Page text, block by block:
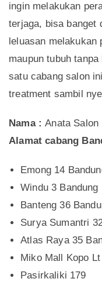
ingin melakukan
terjaga, bisa banget
leluasan melakukan
maupun tubuh
satu cabang salon
treatment sambil
Nama :Anata Salon
Alamat cabang
Emong 14
Windu 3 Bandung
Banteng 36
Surya Sumantri
Atlas Raya 35
Miko Mall Kopo
Pasirkaliki 179